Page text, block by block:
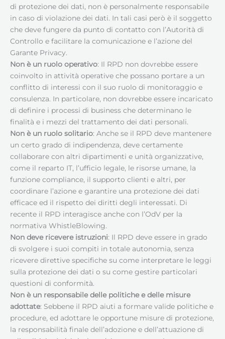
di protezione dei dati, non è personalmente responsabile
in caso di violazione dei dati. In tali casi però è il soggetto
che deve fungere da punto di contatto con l’Autorità di
Controllo e facilitare la comunicazione e l’azione del
Garante Privacy.
Non è un ruolo operativo: Il RPD non dovrebbe essere
coinvolto in attività operative che possano portare a un
conflitto di interessi con il suo ruolo di monitoraggio e
consulenza. In particolare, non dovrebbe essere incaricato
di definire i processi di business che determinano le
finalità e i mezzi del trattamento dei dati personali.
Non è un ruolo solitario: Anche se il RPD deve mantenere
un certo grado di indipendenza, deve certamente
collaborare con altri dipartimenti e unità organizzative,
come il reparto IT, l’ufficio legale, le risorse umane, la
funzione compliance, il supporto clienti e altri, per
coordinare l’azione e garantire una protezione dei dati
efficace ed il rispetto dei diritti degli interessati. Di
recente il RPD interagisce anche con l’OdV per la
normativa WhistleBlowing.
Non deve ricevere istruzioni: Il RPD deve essere in grado
di svolgere i suoi compiti in totale autonomia, senza
ricevere direttive specifiche su come interpretare le leggi
sulla protezione dei dati o su come gestire particolari
questioni di conformità.
Non è un responsabile delle politiche e delle misure
adottate: Sebbene il RPD aiuti a formare valide politiche e
procedure, ed adottare le opportune misure di protezione,
la responsabilità finale dell’adozione e dell’attuazione di